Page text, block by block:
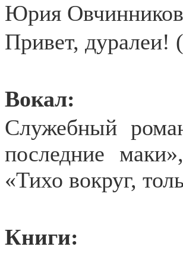
Юрия
Привет,
Вокал:
Служебный
последние
«Тихо вокруг,
Книги: